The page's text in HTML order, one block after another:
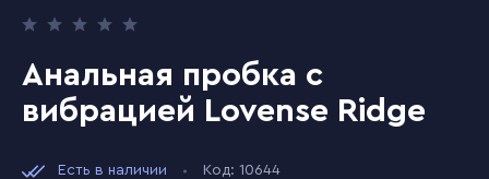
Анальная пробка с
вибрацией Lovense Ridge
Есть в наличии Код: 10644